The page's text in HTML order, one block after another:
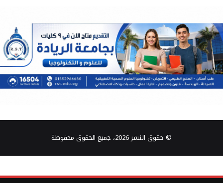
© حقوق النشر 2026، جميع الحقوق محفوظة